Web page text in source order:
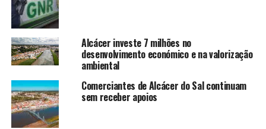
Alcácer investe 7 milhões no
desenvolvimento económico e na valorização
ambiental
Comerciantes de Alcácer do Sal continuam
sem receber apoios